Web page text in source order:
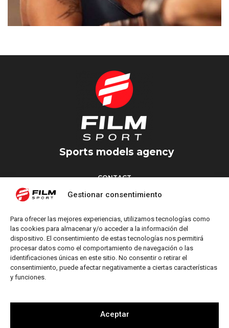
Gestionar consentimiento
Para ofrecer las mejores experiencias, utilizamos tecnologías como
las cookies para almacenar y/o acceder a la información del
dispositivo. El consentimiento de estas tecnologías nos permitirá
procesar datos como el comportamiento de navegación o las
identificaciones únicas en este sitio. No consentir o retirar el
consentimiento, puede afectar negativamente a ciertas características
y funciones.
Aceptar
HANNA
Sports models agency
CONTACT
Torrent d’en Vidalet, 51 baixos
M: info@filmsport.es
Legal Notice
Privacy Policy